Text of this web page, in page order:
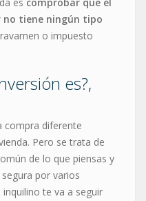
no tiene ningún tipo
o impuesto
es?,
compra diferente
Pero se trata de
de lo que piensas y
por varios
te va a seguir